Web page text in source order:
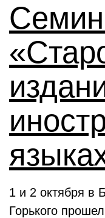
1 и 2 октября в
Горького